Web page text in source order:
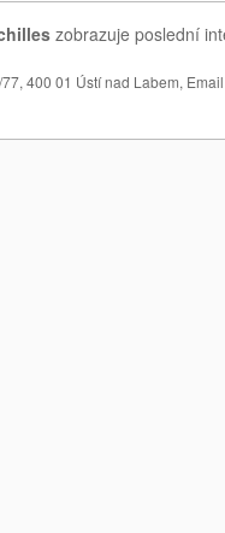
zobrazuje poslední
400 01 Ústí nad Labem,